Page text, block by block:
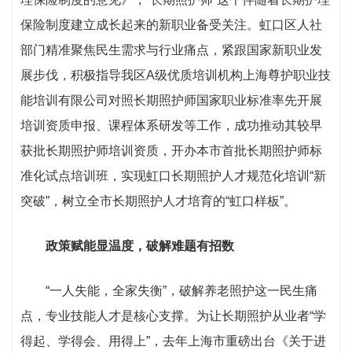
保险制度建立成长起来的新职业备受关注。虹口区人社
部门精准聚焦民生需求与行业痛点，紧跟国家新职业发
展步伐，积极指导我区A级优质培训机构上海尊护职业技
能培训有限公司对照长期照护师国家职业标准率先开展
培训资质申报、课程体系研发等工作，成功推动其较早
获批长期照护师培训资质，开办本市首批长期照护师标
准化试点培训班，实现虹口长期照护人才规范化培训“新
突破”，树立全市长期照护人才培育的“虹口样板”。
政策赋能显温度，破解难题有招数
“一人失能，全家失衡”，破解养老照护这一民生痛
点，专业技能人才是核心支撑。为让长期照护从业者“学
得起、学得会、用得上”，去年上海市重磅出台《关于进